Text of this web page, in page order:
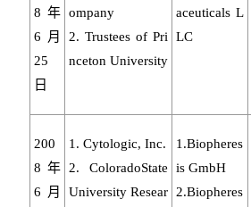
8年
6月
25
日
ompany
2. Trustees of Pri
nceton University
aceuticals L
LC
200
8年
6月
1. Cytologic, Inc.
2. ColoradoState
University Resear
1.Biopheres
is GmbH
2.Biopheres